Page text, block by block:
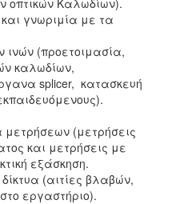
γνωριμία με τα
ινών (προετοιμασία,
καλωδίων,
splicer, κατασκευή
(μετρήσεις
και μετρήσεις με
εξάσκηση.
(αιτίες βλαβών,
εργαστήριο).